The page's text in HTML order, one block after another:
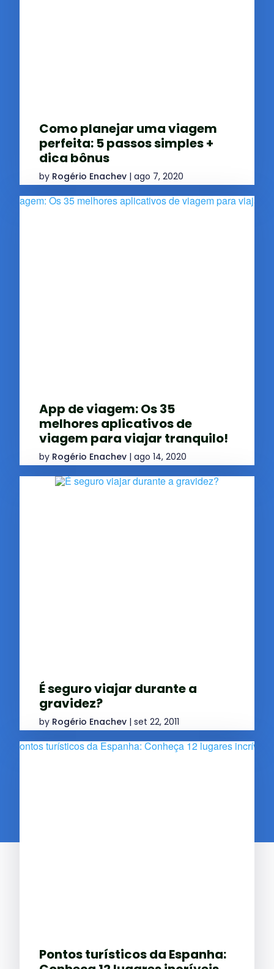
Como planejar uma viagem
perfeita: 5 passos simples +
dica bônus
by Rogério Enachev |ago 7, 2020
App de viagem: Os 35
melhores aplicativos de
viagem para viajar tranquilo!
by Rogério Enachev |ago 14, 2020
É seguro viajar durante a
gravidez?
by Rogério Enachev |set 22, 2011
Pontos turísticos da Espanha: